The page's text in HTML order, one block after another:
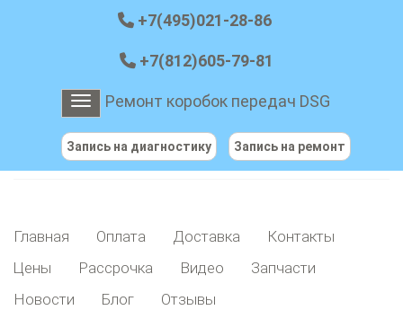
+7(495)021-28-86
+7(812)605-79-81
Toggle navigation
Ремонт коробок передач DSG
Запись на диагностику Запись на ремонт
Главная Оплата Доставка
Контакты
Цены
Рассрочка Видео
Запчасти
Новости
Блог Отзывы